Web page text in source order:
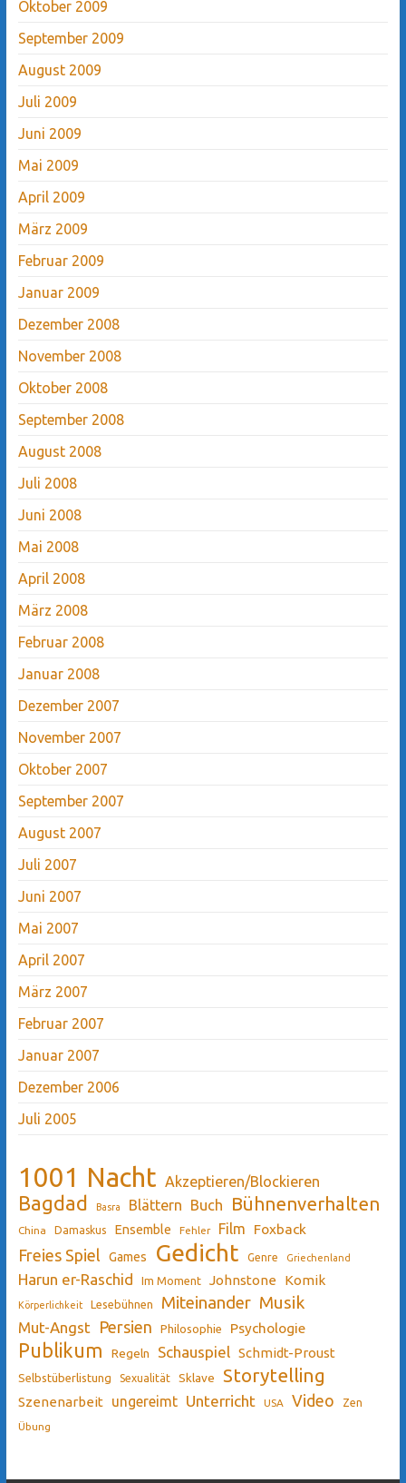
Oktober 2009
September 2009
August 2009
Juli 2009
Juni 2009
Mai 2009
April 2009
März 2009
Februar 2009
Januar 2009
Dezember 2008
November 2008
Oktober 2008
September 2008
August 2008
Juli 2008
Juni 2008
Mai 2008
April 2008
März 2008
Februar 2008
Januar 2008
Dezember 2007
November 2007
Oktober 2007
September 2007
August 2007
Juli 2007
Juni 2007
Mai 2007
April 2007
März 2007
Februar 2007
Januar 2007
Dezember 2006
Juli 2005
1001 Nacht Akzeptieren/Blockieren
Bagdad Basra Blättern Buch Bühnenverhalten
China Damaskus Ensemble Fehler Film Foxback
Freies Spiel Games Gedicht Genre Griechenland
Harun er-Raschid Im Moment Johnstone Komik
Körperlichkeit Lesebühnen Miteinander Musik
Mut-Angst Persien Philosophie Psychologie
Publikum Regeln Schauspiel Schmidt-Proust
Selbstüberlistung Sexualität Sklave Storytelling
Szenenarbeit ungereimt Unterricht USA Video Zen
Übung